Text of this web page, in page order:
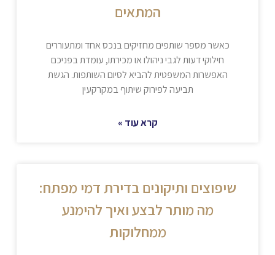
המתאים
כאשר מספר שותפים מחזיקים בנכס אחד ומתעוררים
חילוקי דעות לגבי ניהולו או מכירתו, עומדת בפניכם
האפשרות המשפטית להביא לסיום השותפות. הגשת
תביעה לפירוק שיתוף במקרקעין
קרא עוד »
שיפוצים ותיקונים בדירת דמי מפתח:
מה מותר לבצע ואיך להימנע
ממחלוקות